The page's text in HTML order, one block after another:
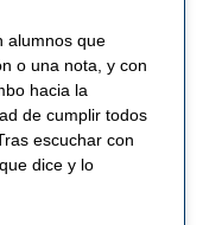
alumnos que
o una nota, y con
hacia la
de cumplir todos
escuchar con
dice y lo